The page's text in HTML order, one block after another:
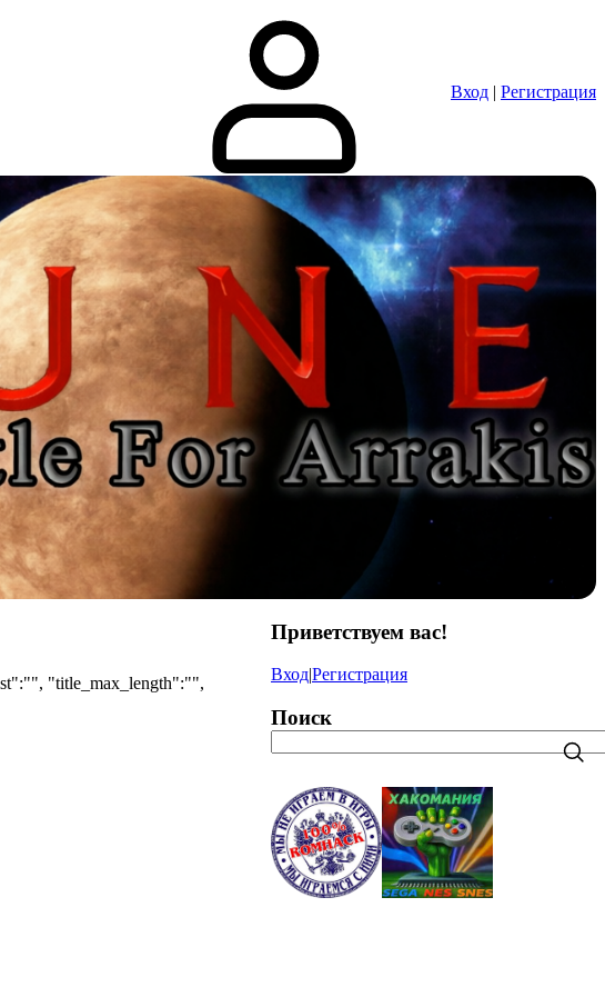
Вход | Регистрация
"title_max_length":"",
Приветствуем вас!
Вход|Регистрация
Поиск